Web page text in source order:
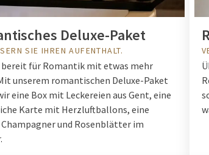
Deluxe-Paket
SIE IHREN AUFENTHALT.
bereit für Romantik mit etwas mehr
unserem romantischen Deluxe-Paket
eine Box mit Leckereien aus Gent, eine
Karte mit Herzluftballons, eine
Champagner und Rosenblätter im